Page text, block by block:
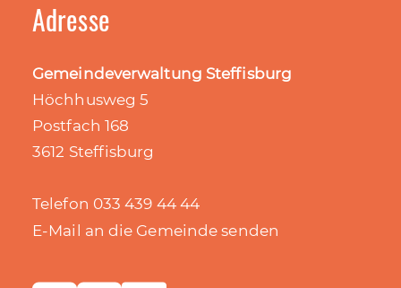
Adresse
Gemeindeverwaltung Steffisburg
Höchhusweg 5
Postfach 168
3612 Steffisburg
Telefon 033 439 44 44
E-Mail an die Gemeinde senden